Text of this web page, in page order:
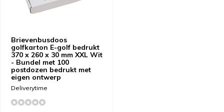
Brievenbusdoos
golfkarton E-golf bedrukt
370 x 260 x 30 mm XXL Wit
- Bundel met 100
postdozen bedrukt met
eigen ontwerp
Deliverytime